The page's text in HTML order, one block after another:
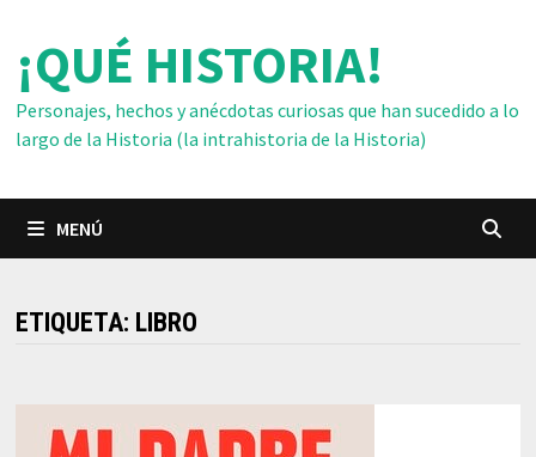
contenido
¡QUÉ HISTORIA!
Personajes, hechos y anécdotas curiosas que han sucedido a lo
largo de la Historia (la intrahistoria de la Historia)
MENÚ
ETIQUETA: LIBRO